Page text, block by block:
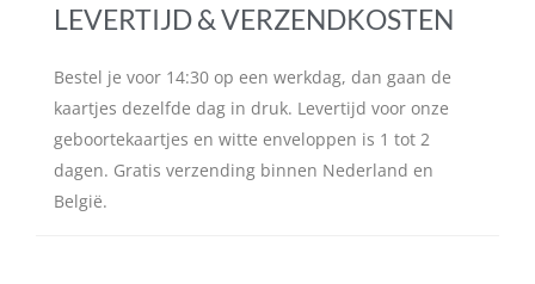
LEVERTIJD & VERZENDKOSTEN
Bestel je voor 14:30 op een werkdag, dan gaan de
kaartjes dezelfde dag in druk. Levertijd voor onze
geboortekaartjes en witte enveloppen is 1 tot 2
dagen. Gratis verzending binnen Nederland en
België.